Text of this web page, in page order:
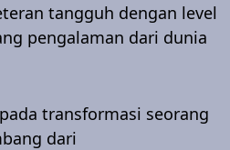
tangguh dengan level
pengalaman dari dunia
transformasi seorang
dari